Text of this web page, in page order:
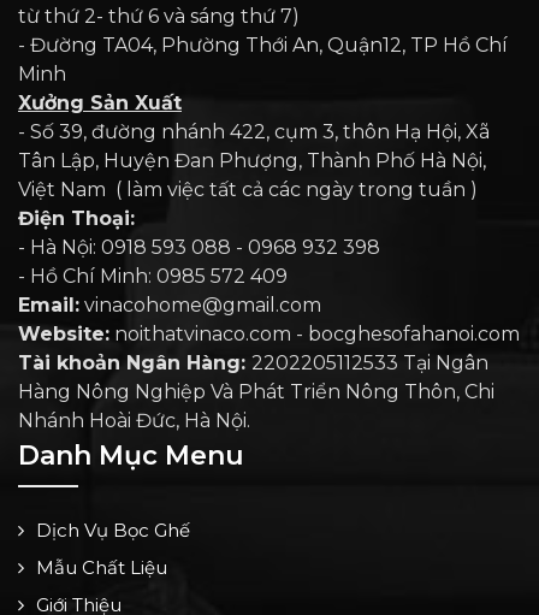
từ thứ 2- thứ 6 và sáng thứ 7)
- Đường TA04, Phường Thới An, Quận12, TP Hồ Chí
Minh
Xưởng Sản Xuất
- Số 39, đường nhánh 422, cụm 3, thôn Hạ Hội, Xã
Tân Lập, Huyện Đan Phượng, Thành Phố Hà Nội,
Việt Nam ( làm việc tất cả các ngày trong tuần )
Điện Thoại:
- Hà Nội: 0918 593 088 - 0968 932 398
- Hồ Chí Minh: 0985 572 409
Email: vinacohome@gmail.com
Website: noithatvinaco.com - bocghesofahanoi.com
Tài khoản Ngân Hàng: 2202205112533 Tại Ngân
Hàng Nông Nghiệp Và Phát Triển Nông Thôn, Chi
Nhánh Hoài Đức, Hà Nội.
Danh Mục Menu
Dịch Vụ Bọc Ghế
Mẫu Chất Liệu
Giới Thiệu